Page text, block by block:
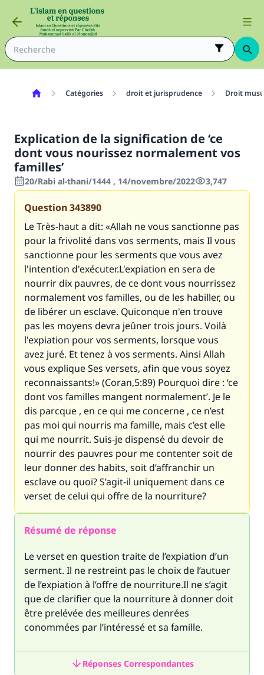
Catégories droit et jurisprudence Droit
Explication de la signification de ‘ce
dont vous nourissez normalement vos
familles’
20/Rabi al-thani/1444 , 14/novembre/2022 3,747
Question343890
Le Très-haut a dit: «Allah ne vous sanctionne pas
pour la frivolité dans vos serments, mais Il vous
sanctionne pour les serments que vous avez
l'intention d'exécuter.L'expiation en sera de
nourrir dix pauvres, de ce dont vous nourrissez
normalement vos familles, ou de les habiller, ou
de libérer un esclave. Quiconque n'en trouve
pas les moyens devra jeûner trois jours. Voilà
l'expiation pour vos serments, lorsque vous
avez juré. Et tenez à vos serments. Ainsi Allah
vous explique Ses versets, afin que vous soyez
reconnaissants!» (Coran,5:89) Pourquoi dire : ‘ce
dont vos familles mangent normalement’. Je le
dis parcque , en ce qui me concerne , ce n’est
pas moi qui nourris ma famille, mais c’est elle
qui me nourrit. Suis-je dispensé du devoir de
nourrir des pauvres pour me contenter soit de
leur donner des habits, soit d’affranchir un
esclave ou quoi? S’agit-il uniquement dans ce
verset de celui qui offre de la nourriture?
Résumé de réponse
Le verset en question traite de l’expiation d’un
serment. Il ne restreint pas le choix de l’autuer
de l’expiation à l’offre de nourriture.Il ne s’agit
que de clarifier que la nourriture à donner doit
être prelévée des meilleures denrées
conommées par l’intéressé et sa famille.
Réponses Correspondantes